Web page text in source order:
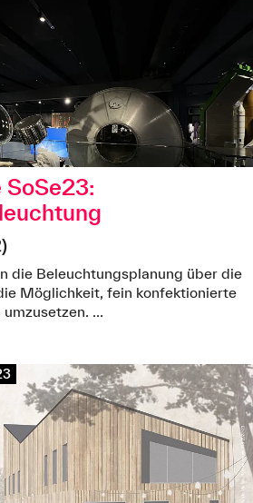
Technischen Hochschule Augsburg
im Gebäude B, 1. OG zu sehen. ©
SoSe23:
die Beleuchtungsplanung über die
Möglichkeit, fein konfektionierte
...